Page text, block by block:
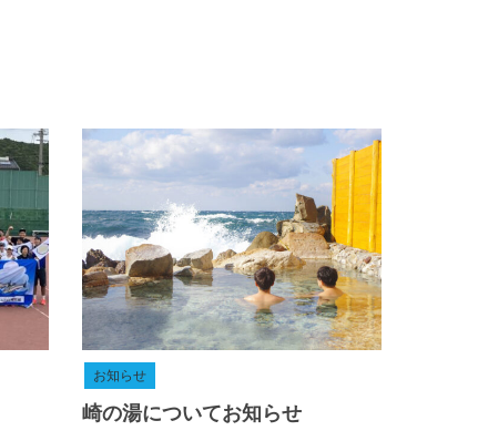
お知らせ
崎の湯についてお知らせ